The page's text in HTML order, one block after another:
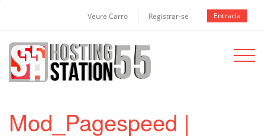
Veure Carro Registrar-se Entrada
Toggle
Mod_Pagespeed |